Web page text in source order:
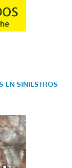
EN SINIESTROS